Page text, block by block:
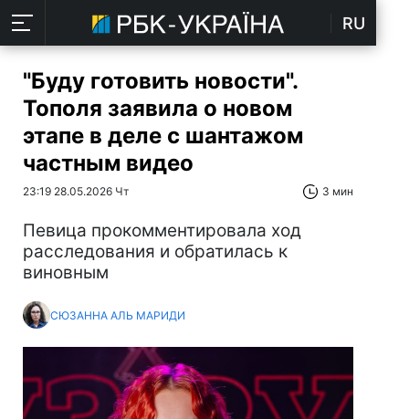
RU
"Буду готовить новости".
Тополя заявила о новом
этапе в деле с шантажом
частным видео
23:19 28.05.2026 Чт 3 мин
Певица прокомментировала ход
расследования и обратилась к
виновным
СЮЗАННА АЛЬ МАРИДИ